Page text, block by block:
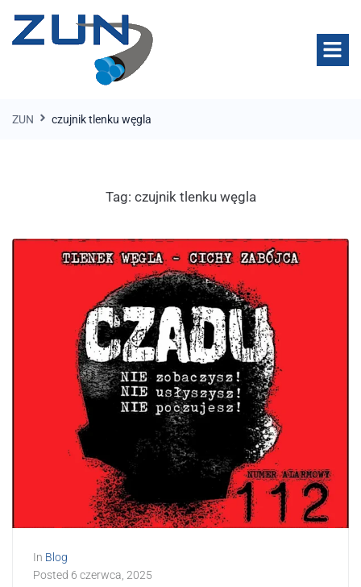
ZUN czujnik tlenku węgla
Tag: czujnik tlenku węgla
In Blog
Posted 6 czerwca, 2025